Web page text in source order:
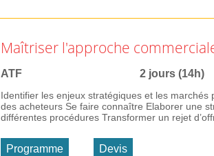
Maîtriser l'approche
ATF 2 jours (14h)
Identifier les enjeux stratégiques et les
des acheteurs Se faire connaître Elaborer une
différentes procédures Transformer un rejet
Programme Devis